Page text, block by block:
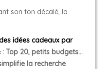
son ton décalé, la
idées cadeaux par
: Top 20, petits budgets…
la recherche